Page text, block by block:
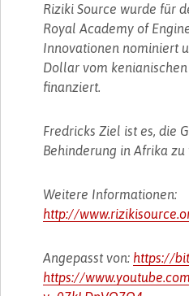
Riziki Source wurde für
Royal Academy of
Innovationen nominiert
Dollar vom
finanziert.
Fredricks Ziel ist es, die
Behinderung in Afrika zu
Weitere Informationen:
http://
Angepasst von: https://
https://